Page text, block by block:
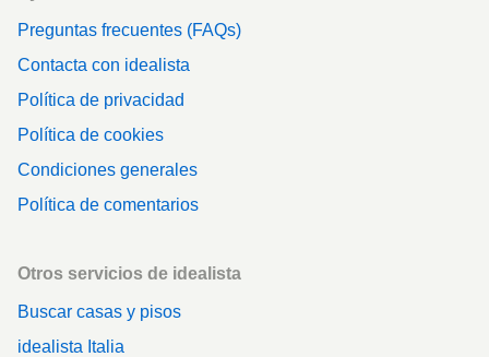
Preguntas frecuentes (FAQs)
Contacta con idealista
Política de privacidad
Política de cookies
Condiciones generales
Política de comentarios
Otros servicios de idealista
Buscar casas y pisos
idealista Italia